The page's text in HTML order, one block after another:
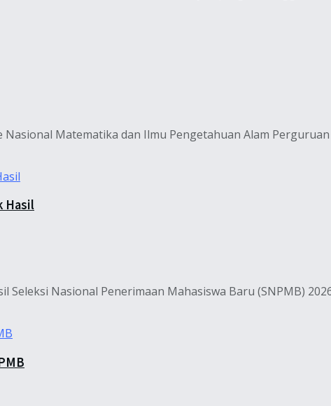
Matematika dan Ilmu Pengetahuan Alam
Hasil
Seleksi Nasional Penerimaan Mahasiswa Baru (SNPMB)